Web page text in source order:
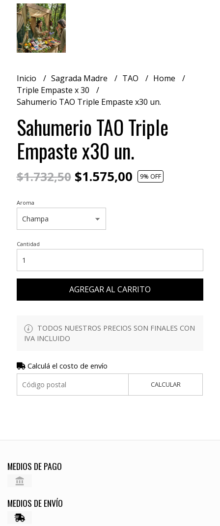
Inicio Sagrada Madre TAO
Home
Triple Empaste x 30
Sahumerio TAO Triple Empaste x30 un.
Sahumerio TAO Triple
Empaste x30 un.
$1.732,50$1.575,00 9% OFF
Aroma
Cantidad
AGREGAR AL CARRITO
TODOS NUESTROS PRECIOS SON FINALES CON
IVA INCLUIDO
Calculá el costo de envío
CALCULAR
MEDIOS DE PAGO
MEDIOS DE ENVÍO